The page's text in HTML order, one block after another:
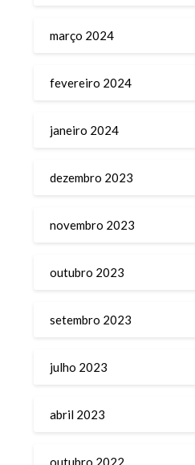
março 2024
fevereiro 2024
janeiro 2024
dezembro 2023
novembro 2023
outubro 2023
setembro 2023
julho 2023
abril 2023
outubro 2022